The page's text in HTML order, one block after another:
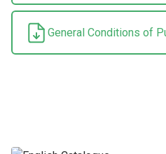
General Conditions of